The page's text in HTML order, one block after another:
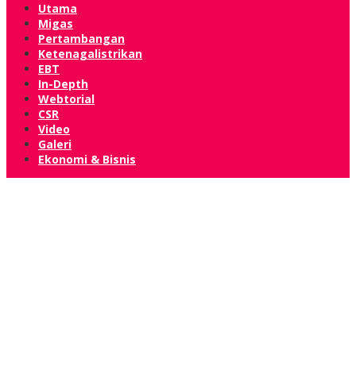
Utama
Migas
Pertambangan
Ketenagalistrikan
EBT
In-Depth
Webtorial
CSR
Video
Galeri
Ekonomi & Bisnis